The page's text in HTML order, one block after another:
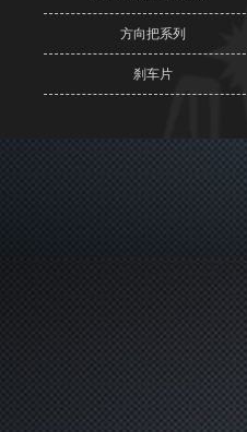
方向把系列
刹车片